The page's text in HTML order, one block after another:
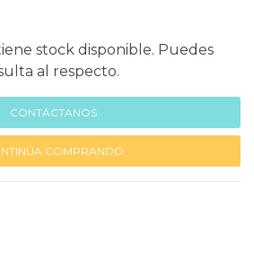
stock disponible. Puedes
al respecto.
CONTÁCTANOS
COMPRANDO